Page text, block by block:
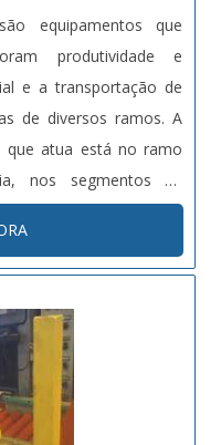
equipamentos que
produtividade e
e a transportação de
de diversos ramos. A
que atua está no ramo
nos segmentos de
o território Nacional.
de Correias
busca of....